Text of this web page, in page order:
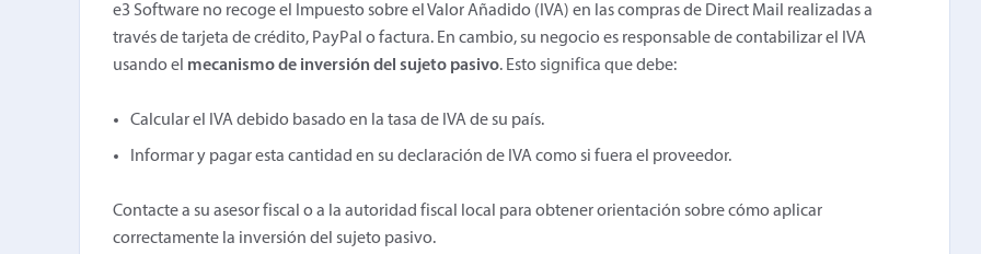
e3 Software no recoge el Impuesto sobre el Valor Añadido (IVA) en las compras de Direct Mail realizadas a
través de tarjeta de crédito, PayPal o factura. En cambio, su negocio es responsable de contabilizar el IVA
usando el mecanismo de inversión del sujeto pasivo. Esto significa que debe:
Calcular el IVA debido basado en la tasa de IVA de su país.
Informar y pagar esta cantidad en su declaración de IVA como si fuera el proveedor.
Contacte a su asesor fiscal o a la autoridad fiscal local para obtener orientación sobre cómo aplicar
correctamente la inversión del sujeto pasivo.